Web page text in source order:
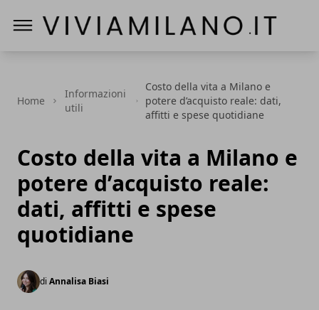
Home
Informazioni
utili
Costo della vita a Milano e
potere d’acquisto reale: dati,
affitti e spese quotidiane
Costo della vita a Milano e
potere d’acquisto reale:
dati, affitti e spese
quotidiane
di Annalisa Biasi